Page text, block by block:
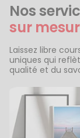
Nos
sur
Laissez libre
uniques qui
qualité et du